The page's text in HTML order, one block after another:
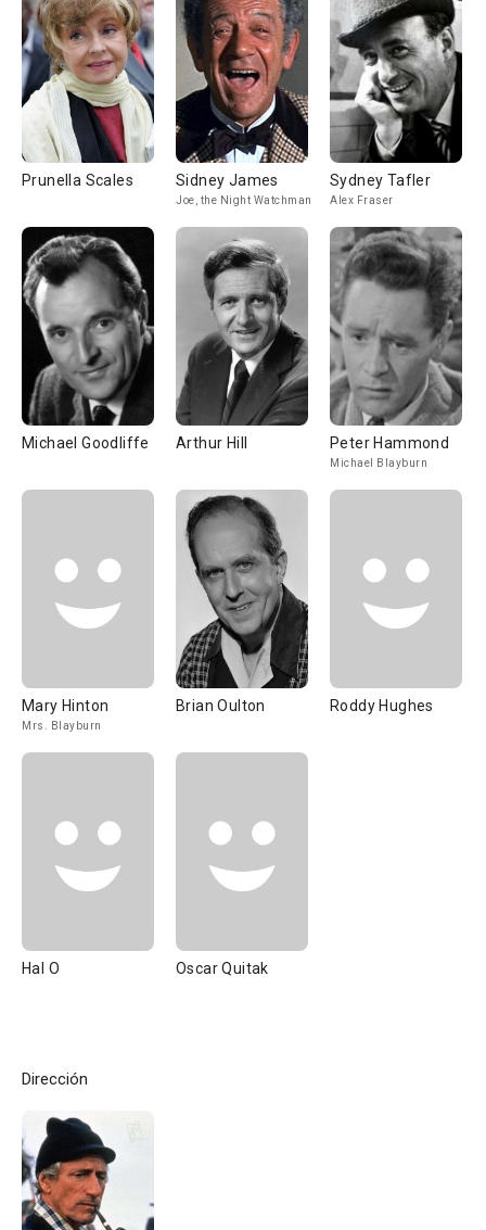
Prunella Scales Sidney James
Joe, the Night Watchman
Sydney Tafler
Alex Fraser
Michael Goodliffe Arthur Hill Peter Hammond
Michael Blayburn
Mary Hinton
Mrs. Blayburn
Brian Oulton Roddy Hughes
Hal O Oscar Quitak
Dirección